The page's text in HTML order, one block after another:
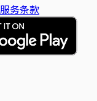
服务条款